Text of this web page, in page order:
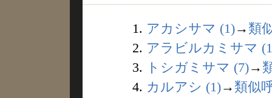
1. アカシサマ (1)→ 類
2. アラビルカミサマ
3.
トシガミサマ (7)→
4. カルアシ (1)→ 類似